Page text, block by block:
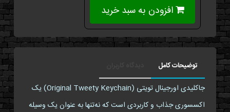
افزودن به سبد خرید
توضیحات کامل
جاکلیدی اورجینال تویتی (Original Tweety Keychain) یک
اکسسوری جذاب و کاربردی است که نه‌تنها به عنوان یک وسیله